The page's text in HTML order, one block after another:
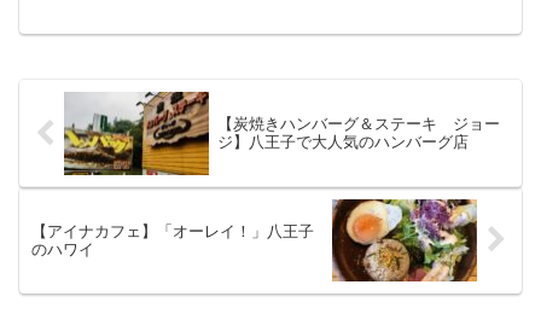
【炭焼きハンバーグ＆ステーキ ジョー
ジ】八王子で大人気のハンバーグ店
【アイナカフェ】「オーレイ！」八王子
のハワイ